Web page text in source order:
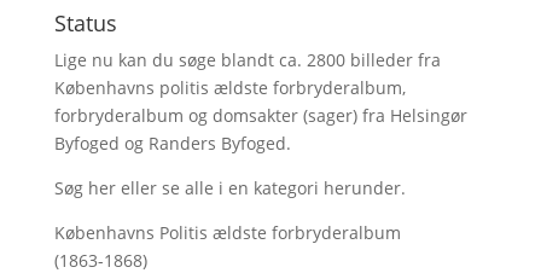
Status
Lige nu kan du søge blandt ca. 2800 billeder fra
Københavns politis ældste forbryderalbum,
forbryderalbum og domsakter (sager) fra Helsingør
Byfoged og Randers Byfoged.
Søg hereller se alle i en kategori herunder.
Københavns Politis ældste forbryderalbum
(1863-1868)